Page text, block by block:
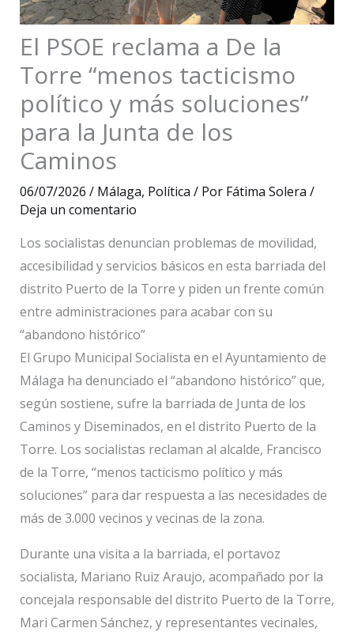
El PSOE reclama a De la
Torre “menos tacticismo
político y más soluciones”
para la Junta de los
Caminos
06/07/2026 / Málaga, Política / Por Fátima Solera /
Deja un comentario
Los socialistas denuncian problemas de movilidad,
accesibilidad y servicios básicos en esta barriada del
distrito Puerto de la Torre y piden un frente común
entre administraciones para acabar con su
“abandono histórico”
El Grupo Municipal Socialista en el Ayuntamiento de
Málaga ha denunciado el “abandono histórico” que,
según sostiene, sufre la barriada de Junta de los
Caminos y Diseminados, en el distrito Puerto de la
Torre. Los socialistas reclaman al alcalde, Francisco
de la Torre, “menos tacticismo político y más
soluciones” para dar respuesta a las necesidades de
más de 3.000 vecinos y vecinas de la zona.
Durante una visita a la barriada, el portavoz
socialista, Mariano Ruiz Araujo, acompañado por la
concejala responsable del distrito Puerto de la Torre,
Mari Carmen Sánchez, y representantes vecinales,